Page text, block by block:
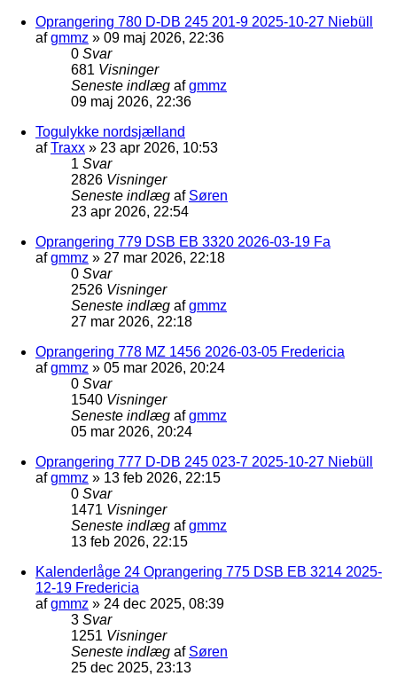
Oprangering 780 D-DB 245 201-9 2025-10-27 Niebüll
afgmmz » 09 maj 2026, 22:36
0 Svar
681 Visninger
Seneste indlæg afgmmz
09 maj 2026, 22:36
Togulykke nordsjælland
afTraxx » 23 apr 2026, 10:53
1 Svar
2826 Visninger
Seneste indlæg af Søren
23 apr 2026, 22:54
Oprangering 779 DSB EB 3320 2026-03-19 Fa
afgmmz » 27 mar 2026, 22:18
0 Svar
2526 Visninger
Seneste indlæg afgmmz
27 mar 2026, 22:18
Oprangering 778 MZ 1456 2026-03-05 Fredericia
afgmmz » 05 mar 2026, 20:24
0 Svar
1540 Visninger
Seneste indlæg afgmmz
05 mar 2026, 20:24
Oprangering 777 D-DB 245 023-7 2025-10-27 Niebüll
afgmmz » 13 feb 2026, 22:15
0 Svar
1471 Visninger
Seneste indlæg afgmmz
13 feb 2026, 22:15
Kalenderlåge 24 Oprangering 775 DSB EB 3214 2025-
12-19 Fredericia
afgmmz » 24 dec 2025, 08:39
3 Svar
1251 Visninger
Seneste indlæg af Søren
25 dec 2025, 23:13